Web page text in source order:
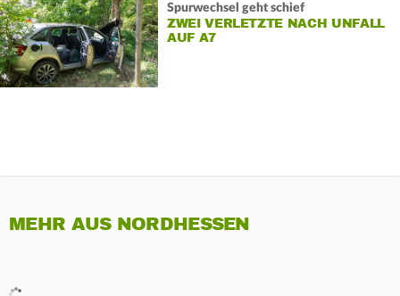
Spurwechsel geht schief
ZWEI VERLETZTE NACH UNFALL
AUF A7
MEHR AUS NORDHESSEN